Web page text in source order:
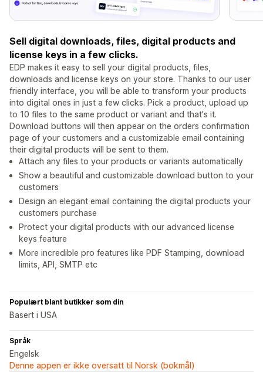
Sell digital downloads, files, digital products and
license keys in a few clicks.
EDP makes it easy to sell your digital products, files,
downloads and license keys on your store. Thanks to our user
friendly interface, you will be able to transform your products
into digital ones in just a few clicks. Pick a product, upload up
to 10 files to the same product or variant and that's it.
Download buttons will then appear on the orders confirmation
page of your customers and a customizable email containing
their digital products will be sent to them.
Attach any files to your products or variants automatically
Show a beautiful and customizable download button to your
customers
Design an elegant email containing the digital products your
customers purchase
Protect your digital products with our advanced license
keys feature
More incredible pro features like PDF Stamping, download
limits, API, SMTP etc
Populært blant butikker som din
Basert i USA
Språk
Engelsk
Denne appen er ikke oversatt til Norsk (bokmål)